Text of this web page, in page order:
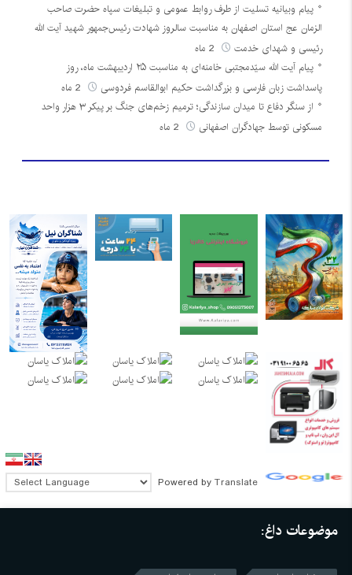
پیام وبیانیه تسلیت از طرف روابط عمومی و تبلیغات سپاه حضرت صاحب
الزمان عج استان اصفهان به مناسبت سالروز شهادت رئیس‌جمهور شهید آیت الله
رئیسی و شهدای خدمت
پیام آیت الله سیّدمجتبی خامنه‌ای به مناسبت ۲۵ اردیبهشت ماه، روز
پاسداشت زبان فارسی و بزرگداشت حکیم ابوالقاسم فردوسی
از سنگر دفاع تا میدان سازندگی؛ ترمیم زخم‌های جنگ بر پیکر ۳ هزار واحد
مسکونی توسط جهادگران اصفهانی
Powered by Translate
موضوعات داغ: